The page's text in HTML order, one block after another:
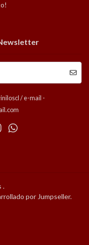
/ e-mail -
.
por Jumpseller.